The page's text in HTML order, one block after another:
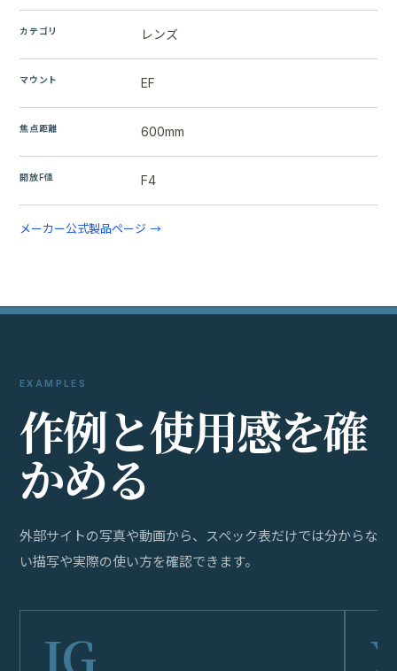
カテゴリ レンズ
マウント EF
焦点距離 600mm
開放F値 F4
メーカー公式製品ページ →
EXAMPLES
作例と使用感を確
かめる
外部サイトの写真や動画から、スペック表だけでは分からな
い描写や実際の使い方を確認できます。